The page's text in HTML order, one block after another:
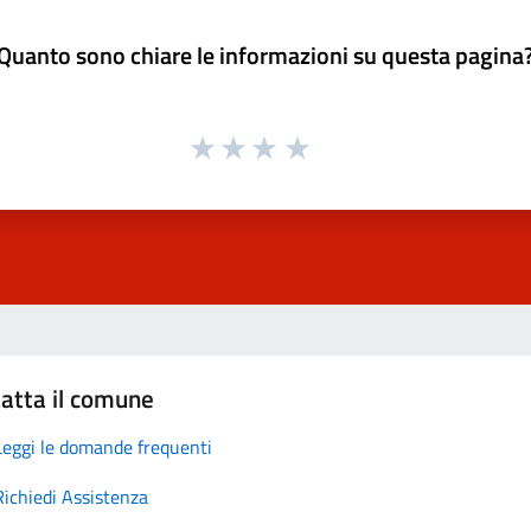
sono chiare le informazioni su questa
il comune
le domande frequenti
Assistenza